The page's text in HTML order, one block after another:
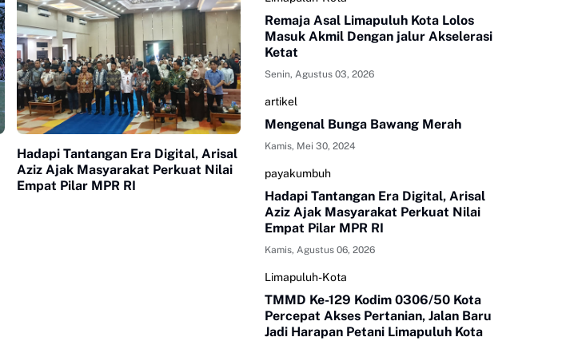
Hadapi Tantangan Era Digital, Arisal
Aziz Ajak Masyarakat Perkuat Nilai
Empat Pilar MPR RI
Remaja Asal Limapuluh Kota Lolos
Masuk Akmil Dengan jalur Akselerasi
Ketat
Senin, Agustus 03, 2026
artikel
Mengenal Bunga Bawang Merah
Kamis, Mei 30, 2024
payakumbuh
Hadapi Tantangan Era Digital, Arisal
Aziz Ajak Masyarakat Perkuat Nilai
Empat Pilar MPR RI
Kamis, Agustus 06, 2026
Limapuluh-Kota
TMMD Ke-129 Kodim 0306/50 Kota
Percepat Akses Pertanian, Jalan Baru
Jadi Harapan Petani Limapuluh Kota